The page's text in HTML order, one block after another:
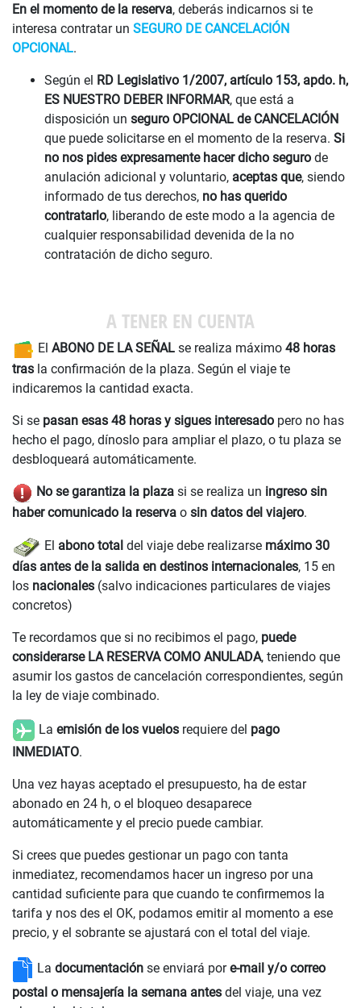
En el momento de la reserva, deberás indicarnos si te
interesa contratar un SEGURO DE CANCELACIÓN
OPCIONAL.
Según el RD Legislativo 1/2007, artículo 153, apdo. h,
ES NUESTRO DEBER INFORMAR, que está a
disposición un seguro OPCIONAL de CANCELACIÓN
que puede solicitarse en el momento de la reserva. Si
no nos pides expresamente hacer dicho seguro de
anulación adicional y voluntario, aceptas que, siendo
informado de tus derechos, no has querido
contratarlo, liberando de este modo a la agencia de
cualquier responsabilidad devenida de la no
contratación de dicho seguro.
A TENER EN CUENTA
El ABONO DE LA SEÑAL se realiza máximo 48 horas
tras la confirmación de la plaza. Según el viaje te
indicaremos la cantidad exacta.
Si se pasan esas 48 horas y sigues interesado pero no has
hecho el pago, dínoslo para ampliar el plazo, o tu plaza se
desbloqueará automáticamente.
No se garantiza la plaza si se realiza un ingreso sin
haber comunicado la reserva o sin datos del viajero.
El abono total del viaje debe realizarse máximo 30
días antes de la salida en destinos internacionales, 15 en
los nacionales (salvo indicaciones particulares de viajes
concretos)
Te recordamos que si no recibimos el pago, puede
considerarse LA RESERVA COMO ANULADA, teniendo que
asumir los gastos de cancelación correspondientes, según
la ley de viaje combinado.
La emisión de los vuelos requiere del pago
INMEDIATO.
Una vez hayas aceptado el presupuesto, ha de estar
abonado en 24 h, o el bloqueo desaparece
automáticamente y el precio puede cambiar.
Si crees que puedes gestionar un pago con tanta
inmediatez, recomendamos hacer un ingreso por una
cantidad suficiente para que cuando te confirmemos la
tarifa y nos des el OK, podamos emitir al momento a ese
precio, y el sobrante se ajustará con el total del viaje.
La documentación se enviará pore-mail y/o correo
postal o mensajería la semana antes del viaje, una vez